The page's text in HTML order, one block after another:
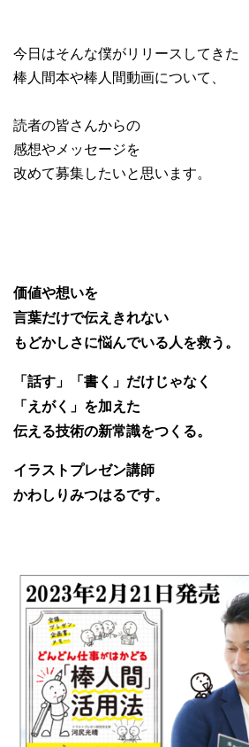
今日はそんな僕がリリースしてきた
棒人間本や棒人間動画について、
読者の皆さんからの
感想やメッセージを
改めて募集したいと思います。
価値や想いを
言葉だけで伝えきれない
もどかしさに悩んでいる人を救う。
「話す」「書く」だけじゃなく
「えがく」を加えた
伝える技術の新常識をつくる。
イラストプレゼン講師
かわしりみつはるです。